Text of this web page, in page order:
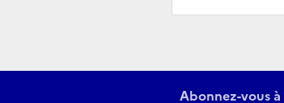
Abonnez-vous